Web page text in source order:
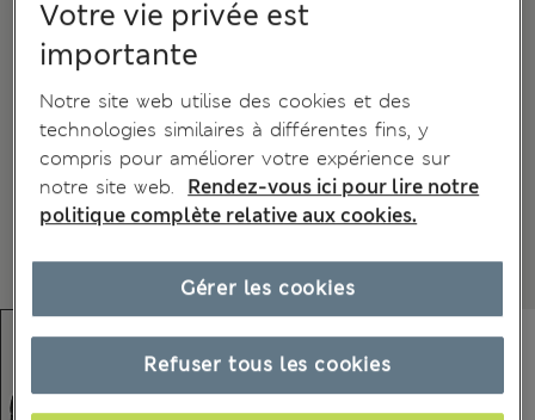
Votre vie privée est
importante
Notre site web utilise des cookies et des
technologies similaires à différentes fins, y
compris pour améliorer votre expérience sur
notre site web.
Rendez-vous ici pour lire notre
politique complète relative aux cookies.
Refuser tous les cookies
Gérer les cookies